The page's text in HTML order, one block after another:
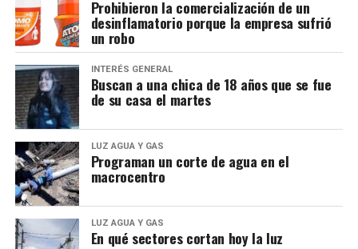
Prohibieron la comercialización de un
desinflamatorio porque la empresa sufrió
un robo
INTERÉS GENERAL
Buscan a una chica de 18 años que se fue
de su casa el martes
LUZ AGUA Y GAS
Programan un corte de agua en el
macrocentro
LUZ AGUA Y GAS
En qué sectores cortan hoy la luz